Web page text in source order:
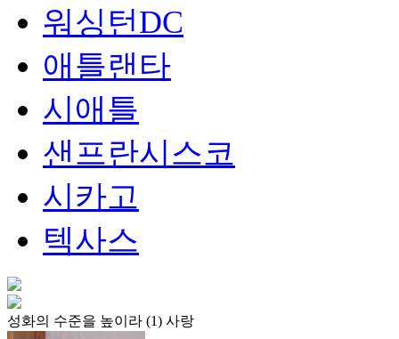
워싱턴DC
애틀랜타
시애틀
샌프란시스코
시카고
텍사스
성화의 수준을 높이라 (1) 사랑